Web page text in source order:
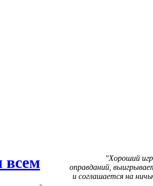
Хороший
оправданий,
и соглашается на